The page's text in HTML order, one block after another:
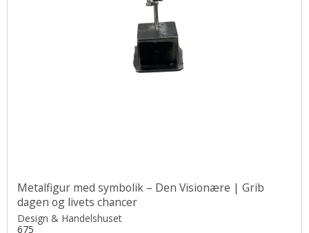
Metalfigur med symbolik – Den Visionære | Grib
dagen og livets chancer
Design & Handelshuset
675